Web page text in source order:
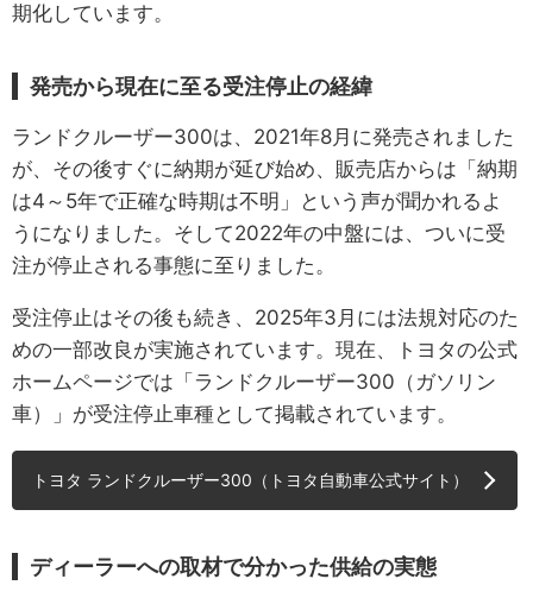
期化しています。
発売から現在に至る受注停止の経緯
ランドクルーザー300は、2021年8月に発売されました
が、その後すぐに納期が延び始め、販売店からは「納期
は4～5年で正確な時期は不明」という声が聞かれるよ
うになりました。そして2022年の中盤には、ついに受
注が停止される事態に至りました。
受注停止はその後も続き、2025年3月には法規対応のた
めの一部改良が実施されています。現在、トヨタの公式
ホームページでは「ランドクルーザー300（ガソリン
車）」が受注停止車種として掲載されています。
トヨタ ランドクルーザー300（トヨタ自動車公式サイト）
ディーラーへの取材で分かった供給の実態